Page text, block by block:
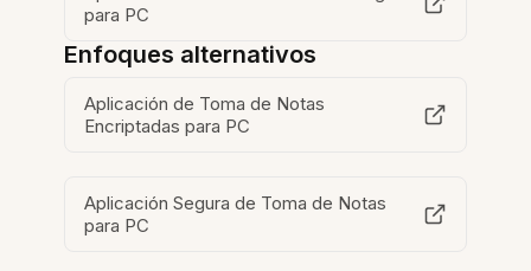
para PC
Enfoques alternativos
Aplicación de Toma de Notas
Encriptadas para PC
Aplicación Segura de Toma de Notas
para PC